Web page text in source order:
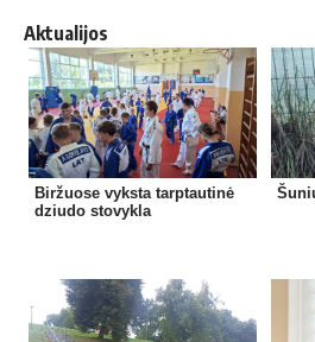
Aktualijos
Biržuose vyksta tarptautinė
dziudo stovykla